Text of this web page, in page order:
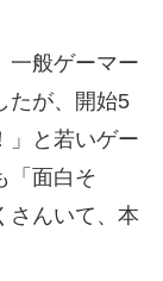
一般ゲーマー
たが、開始5
」と若いゲー
「面白そ
さんいて、本